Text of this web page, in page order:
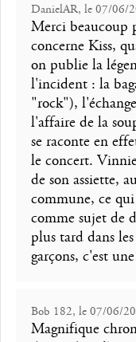
DanielAR, le 07/06/
Merci beaucoup
concerne Kiss,
on publie la
l'incident : la
"rock"),
l'affaire de la
se raconte en
le concert.
de son assiette,
commune, ce
comme sujet de
plus tard dans
garçons, c'est
Bob 182, le 07/06/
Magnifique